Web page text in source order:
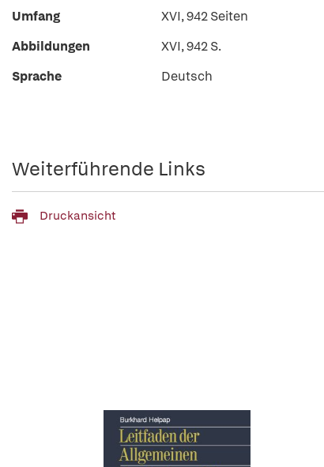
Umfang
XVI, 942 Seiten
Abbildungen
XVI, 942 S.
Sprache
Deutsch
Weiterführende Links
Druckansicht